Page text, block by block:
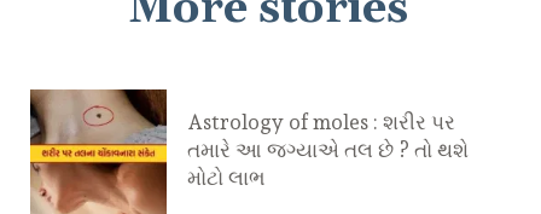
Astrology of moles : શરીર પર
તમારે આ જગ્યાએ તલ છે ? તો થશે
મોટો લાભ